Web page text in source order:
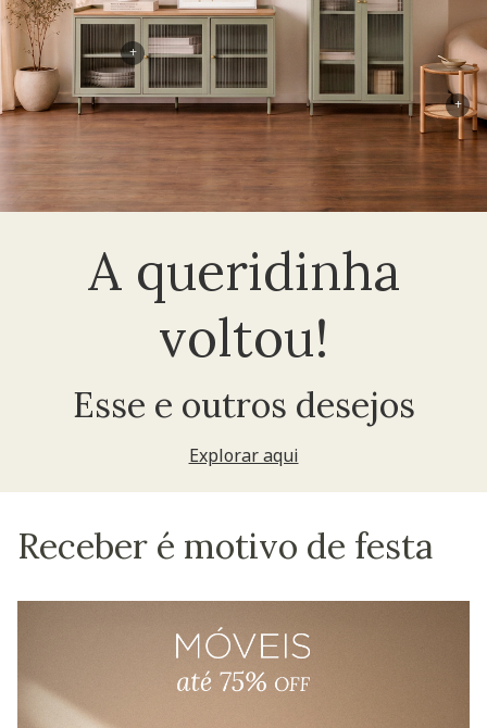
A queridinha
voltou!
Esse e outros desejos
Explorar aqui
+
+
Receber é motivo de festa